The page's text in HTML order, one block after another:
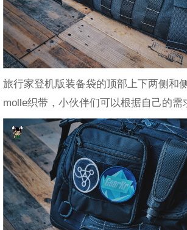
旅行家登机版装备袋的顶部上下两侧和
molle织带，小伙伴们可以根据自己的需